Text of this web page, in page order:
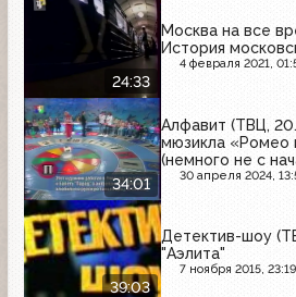
24:33
Москва на все
История
4 февраля 2021,
34:01
Алфавит (ТВЦ,
мюзикла «Ромео
(немного не с
30 апреля 2024,
39:03
Детектив-шоу
"Аэлита"
7 ноября 2015, 23:19